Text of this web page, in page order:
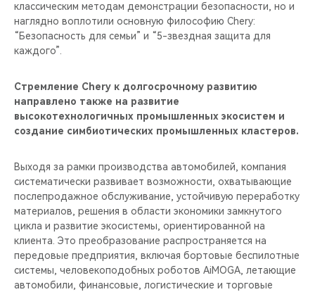
классическим методам демонстрации безопасности, но и
наглядно воплотили основную философию Chery:
“Безопасность для семьи” и “5-звездная защита для
каждого”.
Стремление Chery к долгосрочному развитию
направлено также на развитие
высокотехнологичных промышленных экосистем и
создание симбиотических промышленных кластеров.
Выходя за рамки производства автомобилей, компания
систематически развивает возможности, охватывающие
послепродажное обслуживание, устойчивую переработку
материалов, решения в области экономики замкнутого
цикла и развитие экосистемы, ориентированной на
клиента. Это преобразование распространяется на
передовые предприятия, включая бортовые беспилотные
системы, человекоподобных роботов AiMOGA, летающие
автомобили, финансовые, логистические и торговые